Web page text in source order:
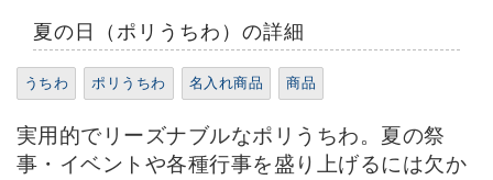
夏の日（ポリうちわ）の詳細
うちわ ポリうちわ 名入れ商品 商品
実用的でリーズナブルなポリうちわ。夏の祭
事・イベントや各種行事を盛り上げるには欠か